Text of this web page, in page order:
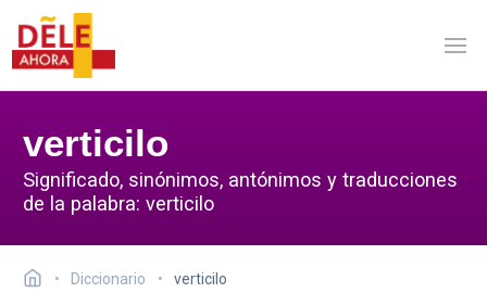
verticilo
Significado, sinónimos, antónimos y traducciones
de la palabra: verticilo
Diccionario verticilo